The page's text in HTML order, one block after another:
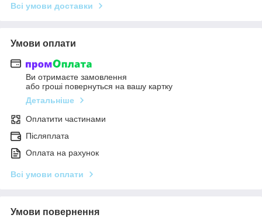
Всі умови доставки
Умови оплати
Ви отримаєте замовлення
або гроші повернуться на вашу картку
Детальніше
Оплатити частинами
Післяплата
Оплата на рахунок
Всі умови оплати
Умови повернення